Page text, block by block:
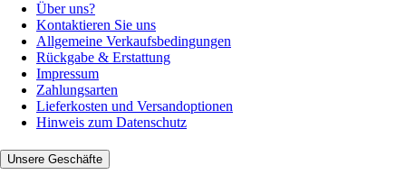
Über uns?
Kontaktieren Sie uns
Allgemeine Verkaufsbedingungen
Rückgabe & Erstattung
Impressum
Zahlungsarten
Lieferkosten und Versandoptionen
Hinweis zum Datenschutz
Unsere Geschäfte